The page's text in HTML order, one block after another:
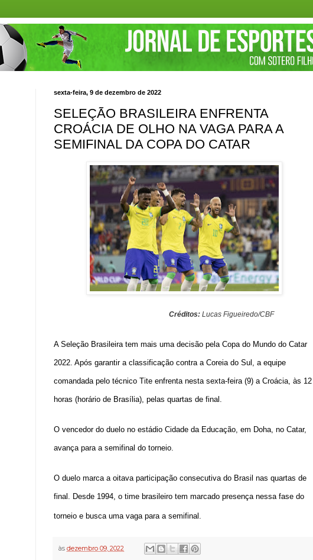
sexta-feira, 9 de dezembro de 2022
SELEÇÃO BRASILEIRA ENFRENTA
CROÁCIA DE OLHO NA VAGA PARA A
SEMIFINAL DA COPA DO CATAR
Créditos: Lucas Figueiredo/CBF
A Seleção Brasileira tem mais uma decisão pela Copa do Mundo do Catar
2022. Após garantir a classificação contra a Coreia do Sul, a equipe
comandada pelo técnico Tite enfrenta nesta sexta-feira (9) a Croácia, às 12
horas (horário de Brasília), pelas quartas de final.
O vencedor do duelo no estádio Cidade da Educação, em Doha, no Catar,
avança para a semifinal do torneio.
O duelo marca a oitava participação consecutiva do Brasil nas quartas de
final. Desde 1994, o time brasileiro tem marcado presença nessa fase do
torneio e busca uma vaga para a semifinal.
às dezembro 09, 2022